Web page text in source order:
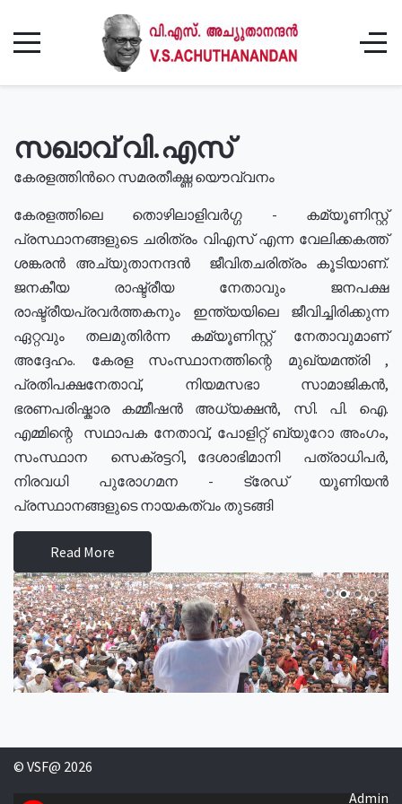
സഖാവ് വി.എസ്
കേരളത്തിൻറെ സമരതീക്ഷ്ണ യൌവ്വനം
കേരളത്തിലെ തൊഴിലാളിവർഗ്ഗ - കമ്യൂണിസ്റ്റ്
പ്രസ്ഥാനങ്ങളുടെ ചരിത്രം വിഎസ് എന്ന വേലിക്കകത്ത്
ശങ്കരൻ അച്യുതാനന്ദൻ ജീവിതചരിത്രം കൂടിയാണ്.
ജനകീയ രാഷ്ട്രീയ നേതാവും ജനപക്ഷ
രാഷ്ട്രീയപ്രവർത്തകനും ഇന്ത്യയിലെ ജീവിച്ചിരിക്കുന്ന
ഏറ്റവും തലമുതിർന്ന കമ്യൂണിസ്റ്റ് നേതാവുമാണ്
അദ്ദേഹം. കേരള സംസ്ഥാനത്തിന്റെ മുഖ്യമന്ത്രി ,
പ്രതിപക്ഷനേതാവ്, നിയമസഭാ സാമാജികൻ,
ഭരണപരിഷ്കാര കമ്മീഷൻ അധ്യക്ഷൻ, സി. പി. ഐ.
എമ്മിന്റെ സഥാപക നേതാവ്, പോളിറ്റ് ബ്യുറോ അംഗം,
സംസ്ഥാന സെക്രട്ടറി, ദേശാഭിമാനി പത്രാധിപർ,
നിരവധി പുരോഗമന - ട്രേഡ് യൂണിയൻ
പ്രസ്ഥാനങ്ങളുടെ നായകത്വം തുടങ്ങി
Read More
© VSF@ 2026
Admin